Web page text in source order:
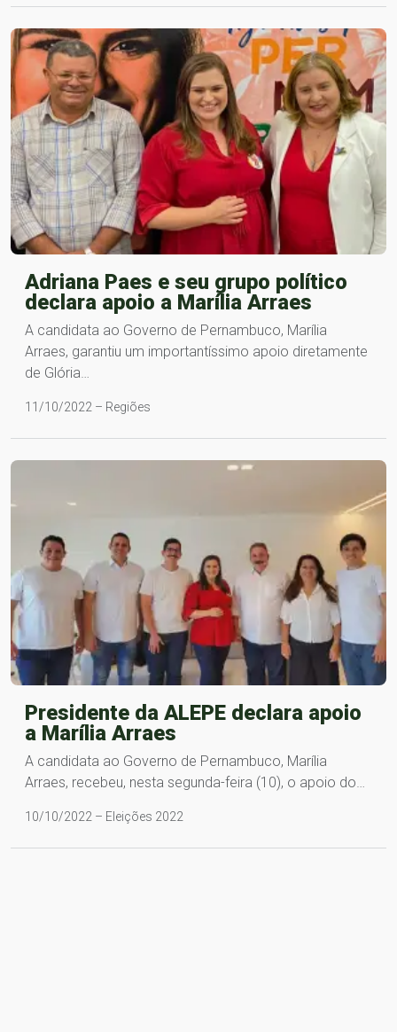
Adriana Paes e seu grupo político
declara apoio a Marília Arraes
A candidata ao Governo de Pernambuco, Marília
Arraes, garantiu um importantíssimo apoio diretamente
de Glória…
11/10/2022 – Regiões
Presidente da ALEPE declara apoio
a Marília Arraes
A candidata ao Governo de Pernambuco, Marília
Arraes, recebeu, nesta segunda-feira (10), o apoio do…
10/10/2022 – Eleições 2022